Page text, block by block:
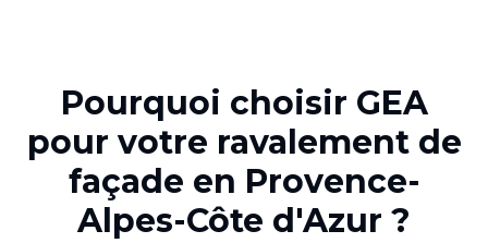
Pourquoi choisir GEA
pour votre ravalement de
façade en Provence-
Alpes-Côte d'Azur ?